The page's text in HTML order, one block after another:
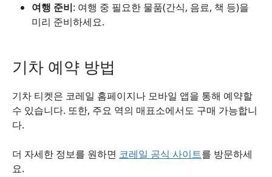
여행 준비: 여행 중 필요한 물품(간식, 음료, 책 등)을
미리 준비하세요.
기차 예약 방법
기차 티켓은 코레일 홈페이지나 모바일 앱을 통해 예약할
수 있습니다. 또한, 주요 역의 매표소에서도 구매 가능합니
다.
더 자세한 정보를 원하면 코레일 공식 사이트를 방문하세
요.